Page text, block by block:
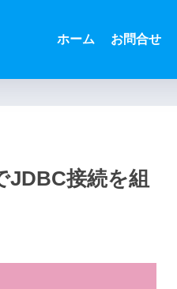
ホーム お問合せ
JDBC接続を組